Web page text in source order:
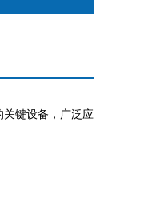
键设备，广泛应